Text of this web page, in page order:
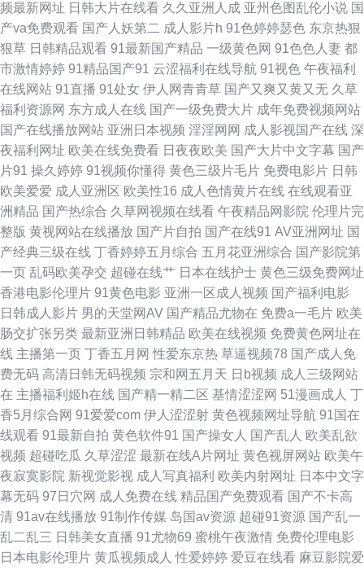
国产无套免费视频 一道本高清 成人福利影院 另类图片综合 91一区视频 韩国
三级日逼AV 日本三级A片 久草黄色网 91超碰在线人人 国产成人精 欧美老女
肏屄视频 午夜性爱剧场 AV成人资源在线 黄色小视频WW 日韩三级中文 91啦
中文在线伦 传媒avcom 久久三级片AV 日韩精品三区 在线天堂资源 九一入口
伊人99黑料 国产精品五区 日韩色欧 91视频在线导航 福利姬电影院 蜜桃
AV97 丝袜网站 91网站做爱 福利社区导航 另类图综丁香五月 天堂社区大香
蕉 白丝学姐在线自慰 午夜少妇秀场Av 97日韩色情 国产精品久久撸 人人超碰
人人 亚洲色色网站 波多结依 黄色三级片yyc 丝袜性交免费网站 99精品国 激
情AV网址 日韩高清色图 91海角视频 国产91在 欧美色网络 香蕉视频禁18 TS
调教直男 九九性视频 日韩中文三级 白丝jk后入 玖玖大香蕉老司机 色五月天
网 91视屏18 国产操逼视屏 欧美日韩AR 97久久视频 国产视频第69页 日本叼
嘿片 91福利所 国产第页 人妖自慰 在线天堂乱轮网站 超碰国产肏屄 久热草
福利导航 无码天美麻豆 99青青草视频 韩日免费A 日本91网站 在线成人网址
韩国午夜无码av
频最新网址 日韩大片在线看 久久亚洲人成 亚州色图乱伦小说 国
产va免费观看 国产人妖第二 成人影片h 91色婷婷瑟色 东京热狠
狠草 日韩精品观看 91最新国产精品 一级黄色网 91色色人妻 都
市激情婷婷 91精品国产91 云涩福利在线导航 91视色 午夜福利
在线网站 91直播 91处女 伊人网青青草 国产又爽又黄又无 久草
福利资源网 东方成人在线 国产一级免费大片 成年免费视频网站
国产在线播放网站 亚洲日本视频 淫淫网网 成人影视国产在线 深
夜福利网址 欧美在线免费看 日夜夜欧美 国产大片中文字幕 国产
片91 操久婷婷 91视频你懂得 黄色三级片毛片 免费电影片 日韩
欧美爱爱 成人亚洲区 欧美性16 成人色情黄片在线 在线观看亚
洲精品 国产热综合 久草网视频在线看 午夜精品网影院 伦理片完
整版 黄视网站在线播放 国产片自拍 国产在线91 AV亚洲网址 国
产经典三级在线 丁香婷婷五月综合 五月花亚洲综合 国产影院第
一页 乱码欧美孕交 超碰在线艹 日本在线护士 黄色三级免费网址
香港电影伦理片 91黄色电影 亚洲一区成人视频 国产福利电影
日韩成人影片 男的天堂网AV 国产精品尤物在 免费a一毛片 欧美
肠交扩张另类 最新亚洲日韩精品 欧美在线视频 免费黄色网址在
线 主播第一页 丁香五月网 性爱东京热 草逼视频78 国产成人免
费无码 高清日韩无码视频 宗和网五月天 日b视频 成人三级网站
在 主播福利姬h在线 国产精一精二区 基情涩涩网 51漫画成人 丁
香5月综合网 91爱爱com 伊人涩涩射 黄色视频网址导航 91国在
线观看 91最新自拍 黄色软件91 国产操女人 国产乱人 欧美乱欲
视频 超碰吃瓜 久草涩涩 最新在线A片网址 黄色视屏网站 欧美午
夜寂寞影院 新视觉影视 成人写真福利 欧美内射网址 日本中文字
幕无码 97日穴网 成人免费在线 精品国产免费观看 国产不卡高
清 91av在线播放 91制作传媒 岛国av资源 超碰91资源 国产乱一
乱二乱三 日韩美女直播 91尤物69 蜜桃午夜激情 免费伦理电影
日本电影伦理片 黄瓜视频成人 性爱婷婷 爱豆在线看 麻豆影院爱